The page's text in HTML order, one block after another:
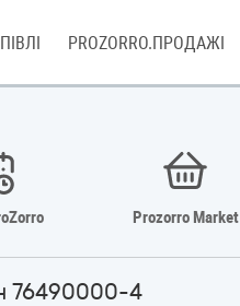
PROZORRO.ПРОДАЖІ
Prozorro Market
76490000-4